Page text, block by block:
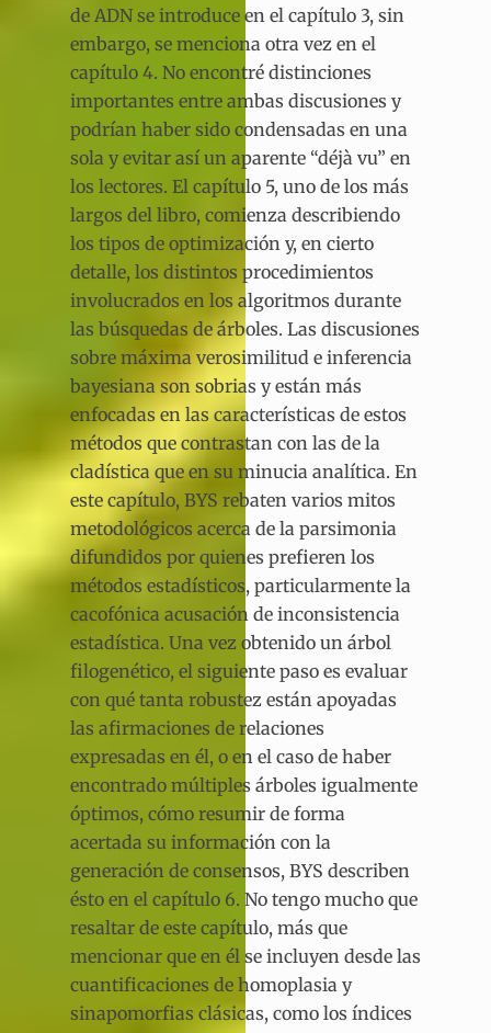
de ADN se introduce en el capítulo 3, sin
embargo, se menciona otra vez en el
capítulo 4. No encontré distinciones
importantes entre ambas discusiones y
podrían haber sido condensadas en una
sola y evitar así un aparente “déjà vu” en
los lectores. El capítulo 5, uno de los más
largos del libro, comienza describiendo
los tipos de optimización y, en cierto
detalle, los distintos procedimientos
involucrados en los algoritmos durante
las búsquedas de árboles. Las discusiones
sobre máxima verosimilitud e inferencia
bayesiana son sobrias y están más
enfocadas en las características de estos
métodos que contrastan con las de la
cladística que en su minucia analítica. En
este capítulo, BYS rebaten varios mitos
metodológicos acerca de la parsimonia
difundidos por quienes prefieren los
métodos estadísticos, particularmente la
cacofónica acusación de inconsistencia
estadística. Una vez obtenido un árbol
filogenético, el siguiente paso es evaluar
con qué tanta robustez están apoyadas
las afirmaciones de relaciones
expresadas en él, o en el caso de haber
encontrado múltiples árboles igualmente
óptimos, cómo resumir de forma
acertada su información con la
generación de consensos, BYS describen
ésto en el capítulo 6. No tengo mucho que
resaltar de este capítulo, más que
mencionar que en él se incluyen desde las
cuantificaciones de homoplasia y
sinapomorfias clásicas, como los índices